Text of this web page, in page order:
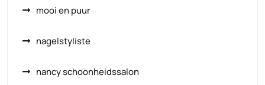
mooi en puur
nagelstyliste
nancy schoonheidssalon